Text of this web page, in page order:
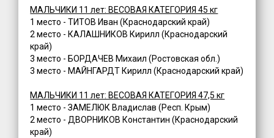
МАЛЬЧИКИ 11 лет: ВЕСОВАЯ КАТЕГОРИЯ 45 кг
1 место - ТИТОВ Иван (Краснодарский край)
2 место - КАЛАШНИКОВ Кирилл (Краснодарский
край)
3 место - БОРДАЧЕВ Михаил (Ростовская обл.)
3 место - МАЙНГАРДТ Кирилл (Краснодарский край)
МАЛЬЧИКИ 11 лет: ВЕСОВАЯ КАТЕГОРИЯ 47,5 кг
1 место - ЗАМЕЛЮК Владислав (Респ. Крым)
2 место - ДВОРНИКОВ Константин (Краснодарский
край)